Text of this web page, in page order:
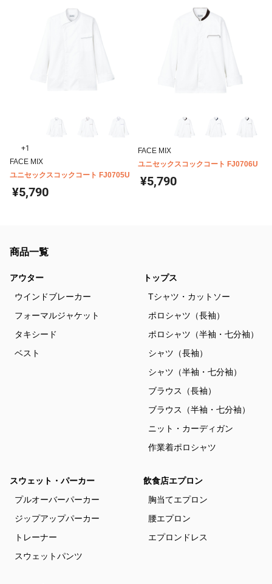
+1
FACE MIX
ユニセックスコックコート FJ0705U
¥5,790
FACE MIX
ユニセックスコックコート FJ0706U
¥5,790
商品一覧
アウター
ウインドブレーカー
フォーマルジャケット
タキシード
ベスト
トップス
Tシャツ・カットソー
ポロシャツ（長袖）
ポロシャツ（半袖・七分袖）
シャツ（長袖）
シャツ（半袖・七分袖）
ブラウス（長袖）
ブラウス（半袖・七分袖）
ニット・カーディガン
作業着ポロシャツ
スウェット・パーカー
プルオーバーパーカー
ジップアップパーカー
トレーナー
スウェットパンツ
飲食店エプロン
胸当てエプロン
腰エプロン
エプロンドレス